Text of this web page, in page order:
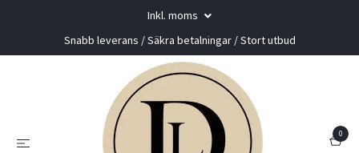
Inkl. moms
Snabb leverans / Säkra betalningar / Stort utbud
0